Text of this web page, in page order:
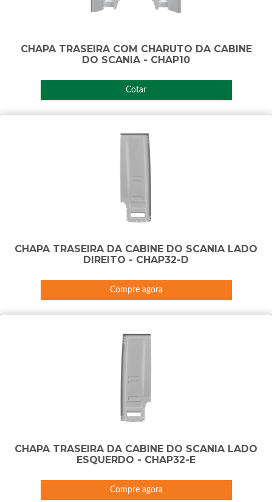
CHAPA TRASEIRA COM CHARUTO DA CABINE
DO SCANIA - CHAP10
Cotar
CHAPA TRASEIRA DA CABINE DO SCANIA LADO
DIREITO - CHAP32-D
Compre agora
CHAPA TRASEIRA DA CABINE DO SCANIA LADO
ESQUERDO - CHAP32-E
Compre agora